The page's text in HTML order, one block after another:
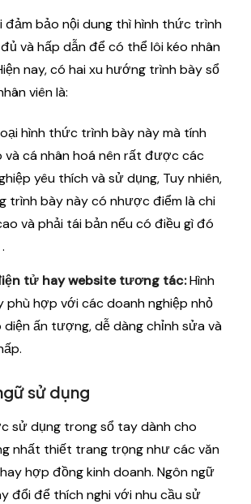
đảm bảo nội dung thì hình thức trình
và hấp dẫn để có thể lôi kéo nhân
nay, có hai xu hướng trình bày sổ
viên là:
hình thức trình bày này mà tính
và cá nhân hoá nên rất được các
yêu thích và sử dụng, Tuy nhiên,
trình bày này có nhược điểm là chi
và phải tái bản nếu có điều gì đó
tử hay website tương tác:Hình
phù hợp với các doanh nghiệp nhỏ
diện ấn tượng, dễ dàng chỉnh sửa và
sử dụng
sử dụng trong sổ tay dành cho
nhất thiết trang trọng như các văn
hợp đồng kinh doanh. Ngôn ngữ
đổi để thích nghi với nhu cầu sử